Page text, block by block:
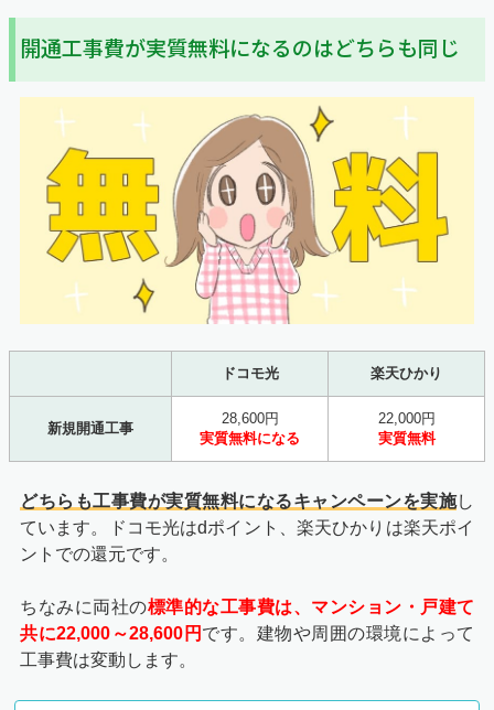
開通工事費が実質無料になるのはどちらも同じ
ドコモ光 楽天ひかり
新規開通工事
28,600円
実質無料になる
22,000円
実質無料
どちらも工事費が実質無料になるキャンペーンを実施し
ています。ドコモ光はdポイント、楽天ひかりは楽天ポイ
ントでの還元です。
ちなみに両社の標準的な工事費は、マンション・戸建て
共に22,000～28,600 円 です。建物や周囲の環境によって
工事費は変動します。